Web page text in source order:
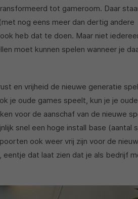
tot gameroom. Daar
nog eens meer dan dertig andere
heb dat te doen. Maar niet
moet kunnen spelen wanneer je
en vrijheid de nieuwe generatie
je oude games speelt, kun je je
voor de aanschaf van de nieuwe
snel een hoge install base (aantal
ook weer vrij zijn voor de
eentje dat laat zien dat je als bedrijf